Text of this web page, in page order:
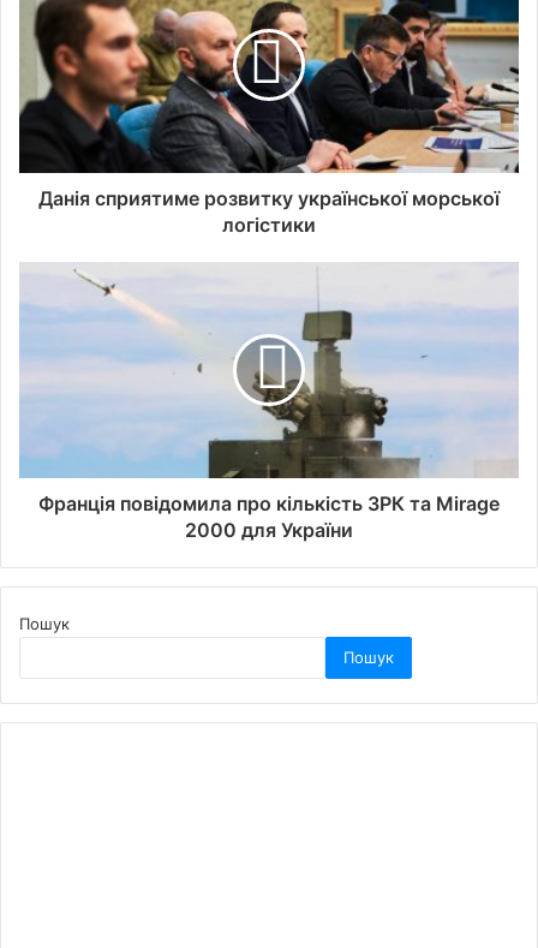
Данія сприятиме розвитку української морської
логістики
Франція повідомила про кількість ЗРК та Mirage
2000 для України
Пошук
Пошук